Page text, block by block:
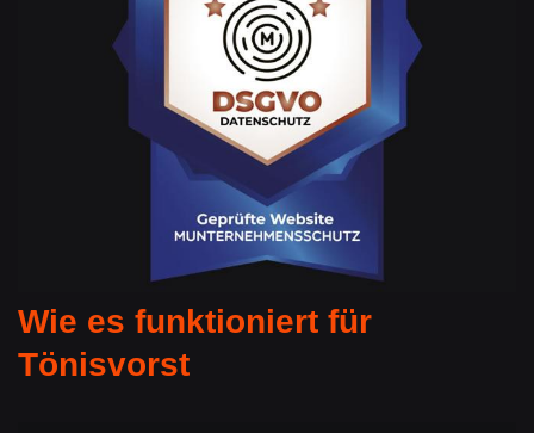
Wie es funktioniert für
Tönisvorst